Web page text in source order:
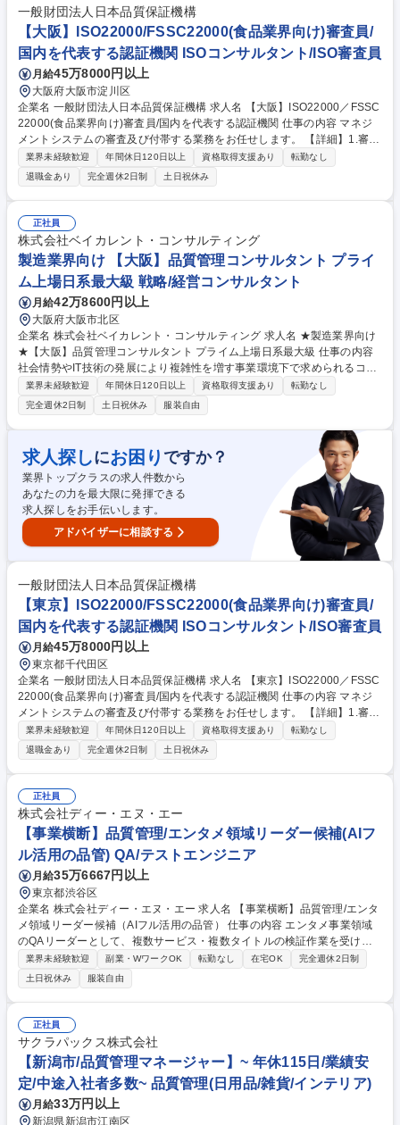
ジメント、企業価値を高め、当社グループの発展をリードします。MHIグ
ループ全体の労働安全衛生管理の専門家・司令塔として、各業務に携わる
ため、やりがいも非常に大きいです。 募集職種 【東京】安全衛生管理施
策の立案・運用、事業部門の統制・コンサルティング
一般財団法人日本品質保証機構
【大阪】ISO22000/FSSC22000(食品業界向け)審査員/
国内を代表する認証機関 ISOコンサルタント/ISO審査員
月給45万8000円以上
大阪府大阪市淀川区
企業名 一般財団法人日本品質保証機構 求人名 【大阪】ISO22000／FSSC
22000(食品業界向け)審査員/国内を代表する認証機関 仕事の内容 マネジ
メントシステムの審査及び付帯する業務をお任せします。 【詳細】1.審査
日程の決定：審査をする企業と審査日決定後、連絡や必要資料の確認、宿
泊先・移動手段の手配等事前準備を始めます。 2．審査計画の策定・調
整：審査当日の審査スケジュールを作成して企業と調整し、審査計画を決
定します。また、審査前日までに、審査チーム内の打ち合わせを行いま
す。3．審査：審査計画に沿って、審査を実施し、審査報告書を作成しま
す。内容を受審企業に説明し、責任者からサインをいただきます。4．審
査終了後：審査実施後の業務処理を行います。 【変更の範囲：当機構にお
ける各種業務全般】 募集職種 【大阪】ISO22000／FSSC22000(食品業界
向け)審査員/国内を代表する認証機関
業界未経験歓迎 年間休日120日以上 資格取得支援あり
転勤なし
退職金あり
完全週休2日制 土日祝休み
正社員
株式会社ベイカレント・コンサルティング
製造業界向け 【大阪】品質管理コンサルタント プライ
ム上場日系最大級 戦略/経営コンサルタント
月給42万8600円以上
大阪府大阪市北区
企業名 株式会社ベイカレント・コンサルティング 求人名 ★製造業界向け
★【大阪】品質管理コンサルタント プライム上場日系最大級 仕事の内容
社会情勢やIT技術の発展により複雑性を増す事業環境下で求められるコン
サルティング。関西圏の製造業のお客様における品質管理に関わるコンサ
ルティングをお任せします。 ◎希望/適性に応じて様々な案件に挑戦可能!
ご自身の経験を活かし、お客様の課題解決へ徹底的に伴走。圧倒的な成長
をきちんと評価する社風◎ 【ワンプール制】業種や職種で部署を分けず、
コンサルタント全員を同じ部署に配属しプロジェクト毎にチームを組成す
る「ワンプール制」を導入。金融/製造/エネルギー等、様々な業界のプロ
ジェクトを経験し知見を広げ、適性に応じた専門性を見つけ究めていける
体制が当社の強み。 募集職種 ★製造業界向け★【大阪】品質管理コンサ
ルタント プライム上場日系最大級
業界未経験歓迎 年間休日120日以上 資格取得支援あり
転勤なし
完全週休2日制
土日祝休み 服装自由
求人探しにお困り ですか？
業界トップクラスの求人件数から
あなたの力を最大限に発揮できる
求人探しをお手伝いします。
アドバイザーに相談する
一般財団法人日本品質保証機構
【東京】ISO22000/FSSC22000(食品業界向け)審査員/
国内を代表する認証機関 ISOコンサルタント/ISO審査員
月給45万8000円以上
東京都千代田区
企業名 一般財団法人日本品質保証機構 求人名 【東京】ISO22000／FSSC
22000(食品業界向け)審査員/国内を代表する認証機関 仕事の内容 マネジ
メントシステムの審査及び付帯する業務をお任せします。 【詳細】1.審査
日程の決定：審査をする企業と審査日決定後、連絡や必要資料の確認、宿
泊先・移動手段の手配等事前準備を始めます。 2．審査計画の策定・調
整：審査当日の審査スケジュールを作成して企業と調整し、審査計画を決
定します。また、審査前日までに、審査チーム内の打ち合わせを行いま
す。3．審査：審査計画に沿って、審査を実施し、審査報告書を作成しま
す。内容を受審企業に説明し、責任者からサインをいただきます。4．審
査終了後：審査実施後の業務処理を行います。 【変更の範囲：当機構にお
ける各種業務全般】 募集職種 【東京】ISO22000／FSSC22000(食品業界
向け)審査員/国内を代表する認証機関
業界未経験歓迎 年間休日120日以上 資格取得支援あり
転勤なし
退職金あり
完全週休2日制 土日祝休み
正社員
株式会社ディー・エヌ・エー
【事業横断】品質管理/エンタメ領域リーダー候補(AIフ
ル活用の品管) QA/テストエンジニア
月給35万6667円以上
東京都渋谷区
企業名 株式会社ディー・エヌ・エー 求人名 【事業横断】品質管理/エンタ
メ領域リーダー候補（AIフル活用の品管） 仕事の内容 エンタメ事業領域
のQAリーダーとして、複数サービス・複数タイトルの検証作業を受け持
つチームのリーダーとして、事業（開発）に対し品質面で改善施策を講
じ、最適な品質保証体制の構築を担っていただきます。 ■QAマネージャー
の元、10名程度のチームリーダーとしてチームマネジメント■エンタメ領
域（ゲーム以外のエンタメ、コミュニティ、新サービス等）のテストマネ
ジメント業務、外部検証窓口とのコミュニケーション■品質マネジメント
（テスト全般における戦略の立案、推進/検証作業の標準化、効率化、改善
活動/コスト、工数、障害分析に対する改善活動/企画・開発部門、カスタ
マーサポートなど関連部門へのフィードバック）等 募集職種 【事業横
断】品質管理/エンタメ領域リーダー候補（AIフル活用の品管）
業界未経験歓迎 副業・WワークOK 転勤なし 在宅OK
完全週休2日制
土日祝休み
服装自由
正社員
サクラパックス株式会社
【新潟市/品質管理マネージャー】~ 年休115日/業績安
定/中途入社者多数~ 品質管理(日用品/雑貨/インテリア)
月給33万円以上
新潟県新潟市江南区